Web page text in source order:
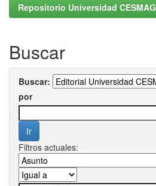
Repositorio Universidad CESMAG
Buscar
Buscar:
por
Filtros actuales: